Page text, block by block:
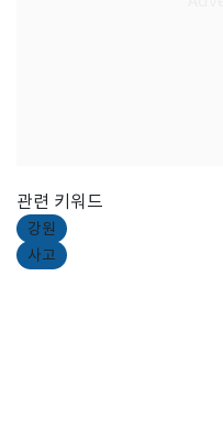
관련 키워드
강원
사고